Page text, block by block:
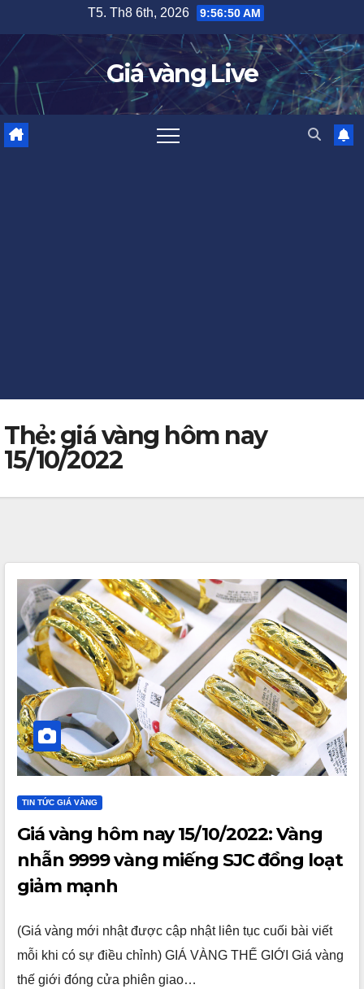
content
T5. Th8 6th, 2026 9:56:51 AM
Giá vàng Live
Thẻ:giá vàng hôm nay
15/10/2022
TIN TỨC GIÁ VÀNG
Giá vàng hôm nay 15/10/2022: Vàng
nhẫn 9999 vàng miếng SJC đồng loạt
giảm mạnh
(Giá vàng mới nhật được cập nhật liên tục cuối bài viết
mỗi khi có sự điều chỉnh) GIÁ VÀNG THẾ GIỚI Giá vàng
thế giới đóng cửa phiên giao…